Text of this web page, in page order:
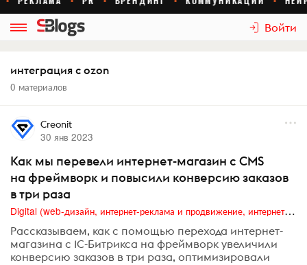
Войти
интеграция с ozon
0 материалов
Creonit
30 янв 2023
Как мы перевели интернет-магазин с CMS
на фреймворк и повысили конверсию заказов
в три раза
Digital (web-дизайн, интернет-реклама и продвижение, интернет-сообщества и блоги, интернет-коммуникации, мобильный маркетинг, реклама на цифровых экранах)
Рассказываем, как с помощью перехода интернет-
магазина с 1С-Битрикса на фреймворк увеличили
конверсию заказов в три раза, оптимизировали